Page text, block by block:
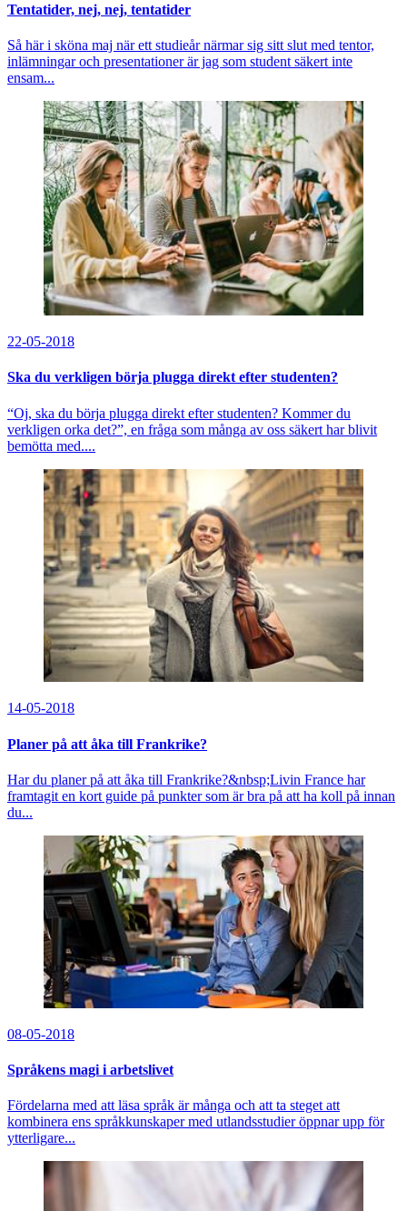
Tentatider, nej, nej, tentatider
Så här i sköna maj när ett studieår närmar sig sitt slut med tentor,
inlämningar och presentationer är jag som student säkert inte
ensam...
22-05-2018
Ska du verkligen börja plugga direkt efter studenten?
“Oj, ska du börja plugga direkt efter studenten? Kommer du
verkligen orka det?”, en fråga som många av oss säkert har blivit
bemötta med....
14-05-2018
Planer på att åka till Frankrike?
Har du planer på att åka till Frankrike?&nbsp;Livin France har
framtagit en kort guide på punkter som är bra på att ha koll på innan
du...
08-05-2018
Språkens magi i arbetslivet
Fördelarna med att läsa språk är många och att ta steget att
kombinera ens språkkunskaper med utlandsstudier öppnar upp för
ytterligare...